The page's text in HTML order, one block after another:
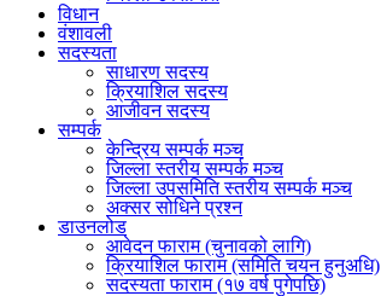
विधान
वंशावली
सदस्यता
साधारण सदस्य
क्रियाशिल सदस्य
आजीवन सदस्य
सम्पर्क
केन्द्रिय सम्पर्क मञ्च
जिल्ला स्तरीय सम्पर्क मञ्च
जिल्ला उपसमिति स्तरीय सम्पर्क मञ्च
अक्सर सोधिने प्रश्न
डाउनलोड
आवेदन फाराम (चुनावको लागि)
क्रियाशिल फाराम (समिति चयन हुनुअधि)
सदस्यता फाराम (१७ वर्ष पुगेपछि)